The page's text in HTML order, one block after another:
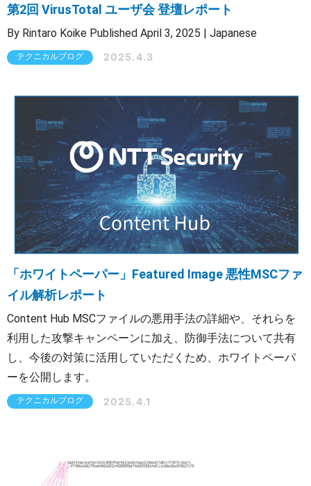
第2回 VirusTotal ユーザ会 登壇レポート
By Rintaro Koike Published April 3, 2025 | Japanese
テクニカルブログ 2025.4.3
「ホワイトペーパー」Featured Image 悪性MSCファ
イル解析レポート
Content Hub MSCファイルの悪用手法の詳細や、それらを
利用した攻撃キャンペーンに加え、防御手法について共有
し、今後の対策に活用していただくため、ホワイトペーパ
ーを公開します。
テクニカルブログ 2025.4.1